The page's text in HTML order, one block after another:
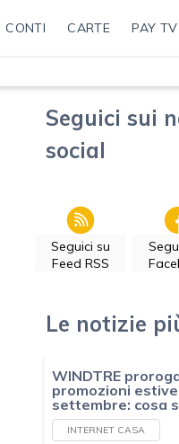
CONTI CARTE PAY TV
Seguici sui
social
Seguici su
Feed RSS
Le notizie
WINDTRE
promozioni
settembre: cosa
INTERNET CASA